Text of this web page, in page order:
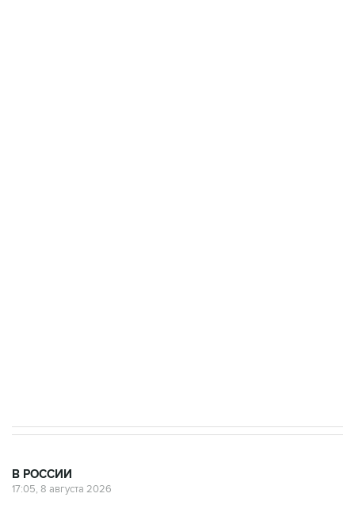
В РОССИИ
17:05, 8 августа 2026